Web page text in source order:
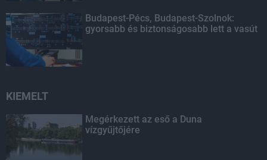
Budapest-Pécs, Budapest-Szolnok:
gyorsabb és biztonságosabb lett a vasút
KIEMELT
Megérkezett az eső a Duna
vízgyűjtőjére